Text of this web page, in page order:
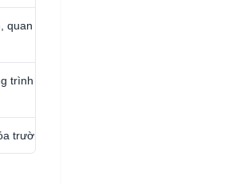
sát thực địa và thư giãn
trình vừa học tập, vừa tăng kết
trường học.